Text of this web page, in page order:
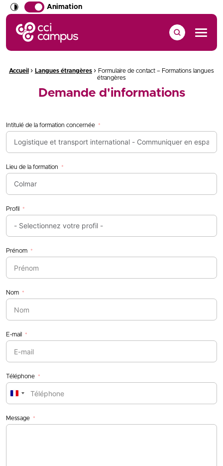
Animation
CCI Campus La formation qui vous ressemble
Menu
Fil d'Ariane :
Accueil › Langues étrangères › Formulaire de contact – Formations langues
étrangères
Demande d'informations
Intitulé de la formation concernée
Lieu de la formation
Profil
Prénom
Nom
E-mail
Téléphone
France
Message